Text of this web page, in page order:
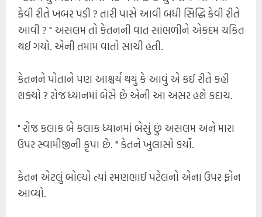
કેવી રીતે ખબર પડી ? તારી પાસે આવી બધી સિદ્ધિ કેવી રીતે
આવી ? " અસલમ તો કેતનની વાત સાંભળીને એકદમ ચકિત
થઈ ગયો. એની તમામ વાતો સાચી હતી.
કેતનને પોતાને પણ આશ્ચર્ય થયું કે આવું એ કઈ રીતે કહી
શક્યો ? રોજ ધ્યાનમાં બેસે છે એની આ અસર હશે કદાચ.
" રોજ કલાક બે કલાક ધ્યાનમાં બેસું છું અસલમ અને મારા
ઉપર સ્વામીજીની કૃપા છે. " કેતને ખુલાસો કર્યો.
કેતન એટલું બોલ્યો ત્યાં રમણભાઈ પટેલનો એના ઉપર ફોન
આવ્યો.